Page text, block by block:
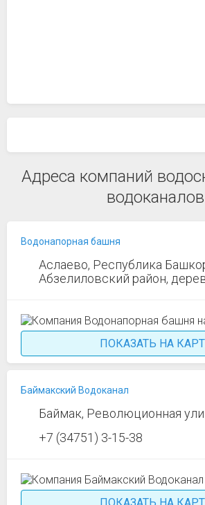
Адреса компаний
водоканалов
Водонапорная башня
Аслаево, Республика
Абзелиловский район,
ПОКАЗАТЬ НА
Баймакский Водоканал
Баймак, Революционная
+7 (34751) 3-15-38